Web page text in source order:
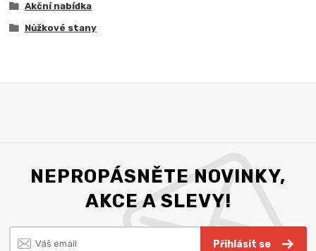
Akční nabídka
Nůžkové stany
NEPROPÁSNĚTE NOVINKY,
AKCE A SLEVY!
Přihlásit se